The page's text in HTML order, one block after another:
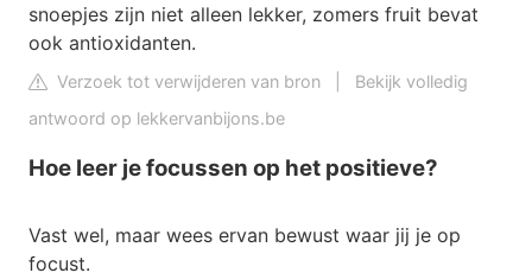
snoepjes zijn niet alleen lekker, zomers fruit bevat
ook antioxidanten.
Verzoek tot verwijderen van bron
Bekijk volledig
antwoord op lekkervanbijons.be
Hoe leer je focussen op het positieve?
Vast wel, maar wees ervan bewust waar jij je op
focust.